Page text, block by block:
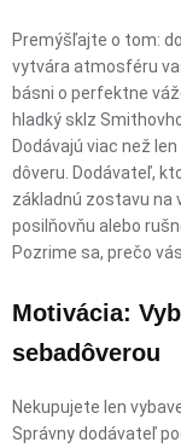
Premýšľajte o tom:
vytvára atmosféru
básni o perfektne
hladký sklz
Dodávajú viac než
dôveru. Dodávateľ,
základnú zostavu na
posilňovňu alebo
Pozrime sa, prečo
Motivácia:
sebadôverou
Nekupujete len
Správny dodávateľ